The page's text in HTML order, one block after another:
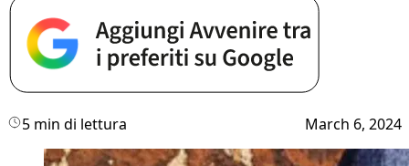
5 min di lettura March 6, 2024